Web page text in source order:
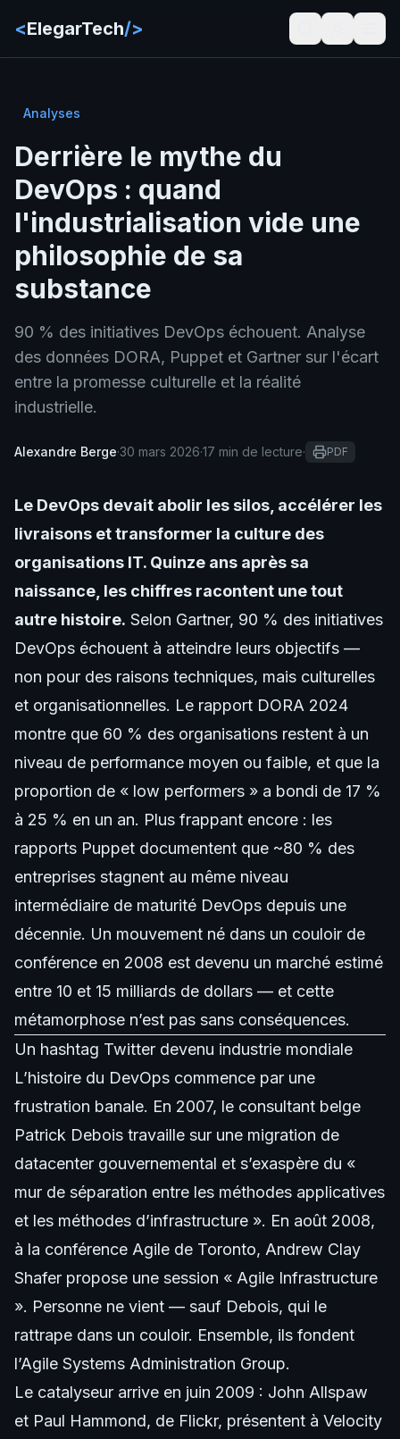
<ElegarTech/>
Analyses
Derrière le mythe du
DevOps : quand
l'industrialisation vide une
philosophie de sa
substance
90 % des initiatives DevOps échouent. Analyse
des données DORA, Puppet et Gartner sur l'écart
entre la promesse culturelle et la réalité
industrielle.
Alexandre Berge·30 mars 2026·17 min de lecture· PDF
Le DevOps devait abolir les silos, accélérer les
livraisons et transformer la culture des
organisations IT. Quinze ans après sa
naissance, les chiffres racontent une tout
autre histoire. Selon Gartner, 90 % des initiatives
DevOps échouent à atteindre leurs objectifs —
non pour des raisons techniques, mais culturelles
et organisationnelles. Le rapport DORA 2024
montre que 60 % des organisations restent à un
niveau de performance moyen ou faible, et que la
proportion de « low performers » a bondi de 17 %
à 25 % en un an. Plus frappant encore : les
rapports Puppet documentent que ~80 % des
entreprises stagnent au même niveau
intermédiaire de maturité DevOps depuis une
décennie. Un mouvement né dans un couloir de
conférence en 2008 est devenu un marché estimé
entre 10 et 15 milliards de dollars — et cette
métamorphose n’est pas sans conséquences.
Un hashtag Twitter devenu industrie mondiale
L’histoire du DevOps commence par une
frustration banale. En 2007, le consultant belge
Patrick Debois travaille sur une migration de
datacenter gouvernemental et s’exaspère du «
mur de séparation entre les méthodes applicatives
et les méthodes d’infrastructure ». En août 2008,
à la conférence Agile de Toronto, Andrew Clay
Shafer propose une session « Agile Infrastructure
». Personne ne vient — sauf Debois, qui le
rattrape dans un couloir. Ensemble, ils fondent
l’Agile Systems Administration Group.
Le catalyseur arrive en juin 2009 : John Allspaw
et Paul Hammond, de Flickr, présentent à Velocity